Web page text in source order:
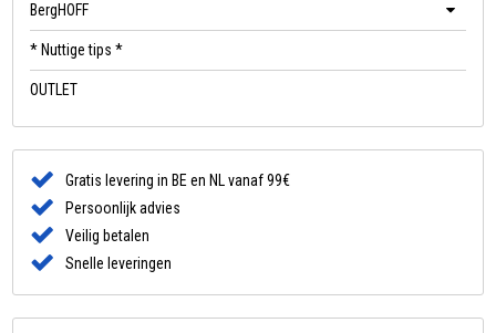
BergHOFF
* Nuttige tips *
OUTLET
Gratis levering in BE en NL vanaf 99€
Persoonlijk advies
Veilig betalen
Snelle leveringen